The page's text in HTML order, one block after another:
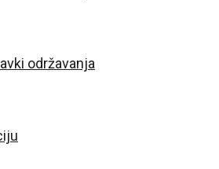
održavanja